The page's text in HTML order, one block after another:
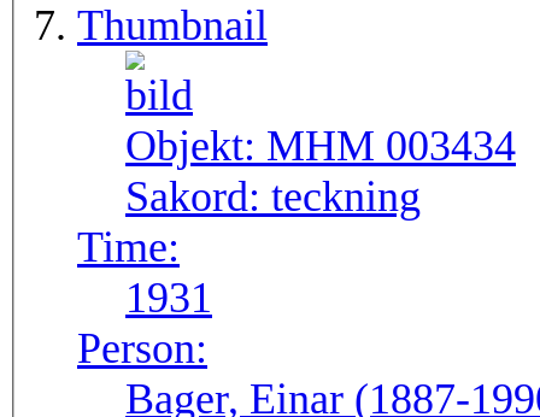
Thumbnail
Objekt: MHM 003434
Sakord: teckning
Time:
1931
Person:
Bager, Einar (1887-